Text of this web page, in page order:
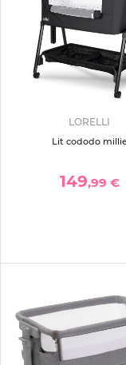
LORELLI
Lit cododo
149,99 €